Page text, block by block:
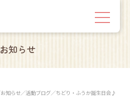
お知らせ
お知らせ／活動ブログ／ちどり・ふうか誕生日会♪